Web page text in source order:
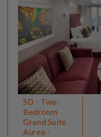
SD - Two-
Bedroom
Grand Suite
Aurea -